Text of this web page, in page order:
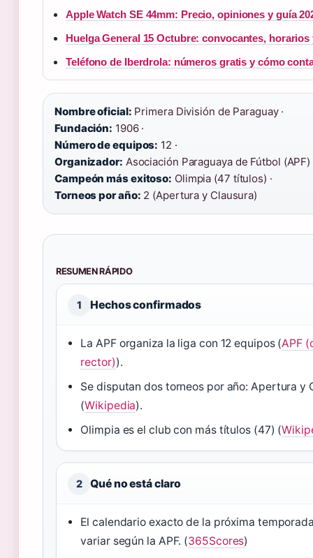
Apple Watch SE 44mm: Precio, opiniones y guía
Huelga General 15 Octubre: convocantes, horarios
Teléfono de Iberdrola: números gratis y cómo
Nombre oficial: Primera División de Paraguay ·
Fundación: 1906 ·
Número de equipos: 12 ·
Organizador: Asociación Paraguaya de Fútbol (APF)
Campeón más exitoso: Olimpia (47 títulos) ·
Torneos por año: 2 (Apertura y Clausura)
RESUMEN RÁPIDO
1 Hechos confirmados
La APF organiza la liga con 12 equipos (APF
rector)).
Se disputan dos torneos por año: Apertura y
(Wikipedia).
Olimpia es el club con más títulos (47) (
2 Qué no está claro
El calendario exacto de la próxima
variar según la APF. (365Scores)